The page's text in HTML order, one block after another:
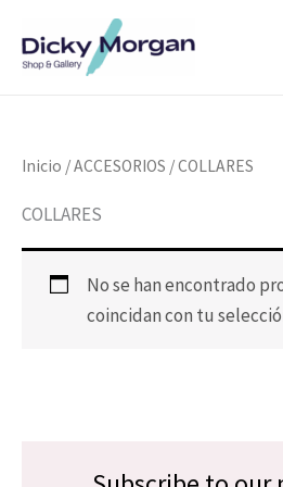
contenido
Inicio /ACCESORIOS / COLLARES
COLLARES
No se han encontrado
coincidan con tu